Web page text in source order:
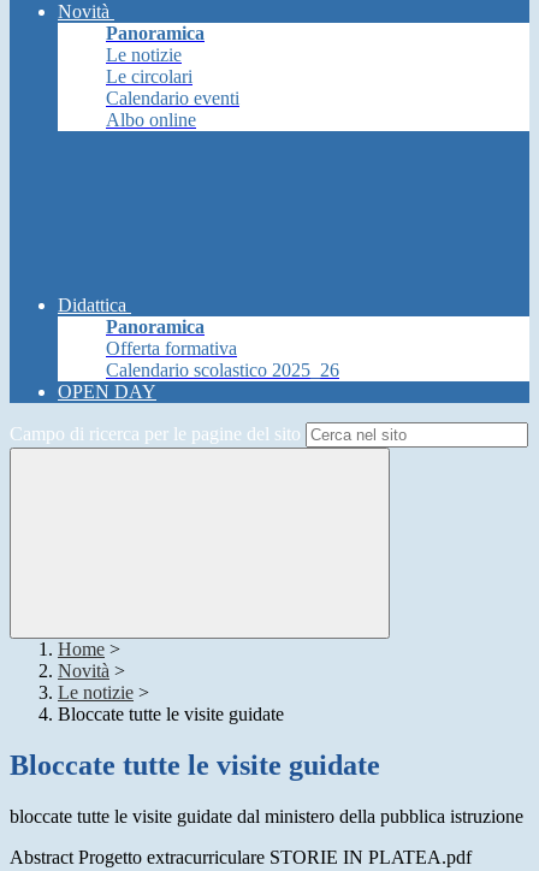
Novità
Panoramica
Le notizie
Le circolari
Calendario eventi
Albo online
Didattica
Panoramica
Offerta formativa
Calendario scolastico 2025_26
OPEN DAY
Campo di ricerca per le pagine del sito
Home >
Novità >
Le notizie >
Bloccate tutte le visite guidate
Bloccate tutte le visite guidate
bloccate tutte le visite guidate dal ministero della pubblica istruzione
Abstract Progetto extracurriculare STORIE IN PLATEA.pdf